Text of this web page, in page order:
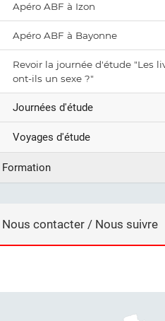
Apéro ABF à Izon
Apéro ABF à Bayonne
Revoir la journée d'étude "Les
ont-ils un sexe ?"
Journées d'étude
Voyages d'étude
Formation
Nous contacter / Nous suivre